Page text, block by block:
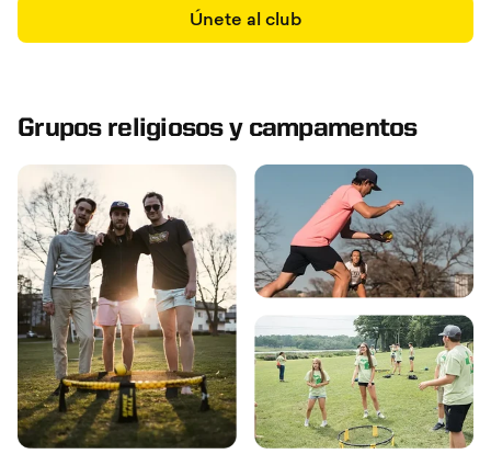
Únete al club
Grupos religiosos y campamentos